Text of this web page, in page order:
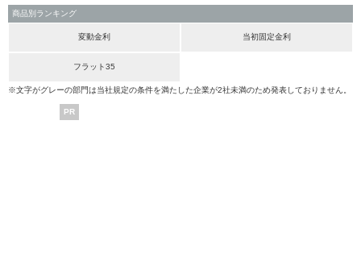
商品別ランキング
変動金利 当初固定金利
フラット35
※文字がグレーの部門は当社規定の条件を満たした企業が2社未満のため発表しておりません。
PR